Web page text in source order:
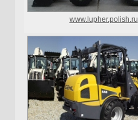
www.lupher.polish.ru